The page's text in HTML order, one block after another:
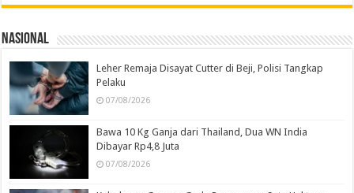
Nasional
Leher Remaja Disayat Cutter di Beji, Polisi Tangkap
Pelaku
07/08/2026
Bawa 10 Kg Ganja dari Thailand, Dua WN India
Dibayar Rp4,8 Juta
07/08/2026